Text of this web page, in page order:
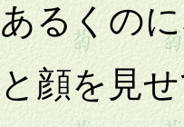
くのに
を見せ